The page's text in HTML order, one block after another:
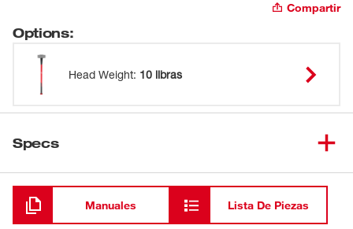
Compartir
Options:
Head Weight: 10 libras
Specs
Cargando
Manuales Lista De Piezas